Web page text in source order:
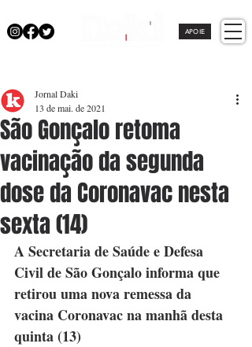
APOIE
São Gonçalo retoma
vacinação da segunda
dose da Coronavac nesta
sexta (14)
Jornal Daki
13 de mai. de 2021
A Secretaria de Saúde e Defesa
Civil de São Gonçalo informa que
retirou uma nova remessa da
vacina Coronavac na manhã desta
quinta (13)